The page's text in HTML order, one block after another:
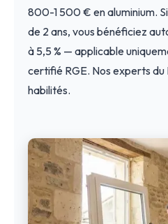
800-1 500 € en aluminium.
de 2 ans, vous bénéficiez
à 5,5 % — applicable
certifié RGE. Nos experts du
habilités.